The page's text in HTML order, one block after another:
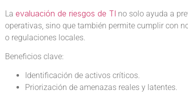
La evaluación de riesgos de TI no solo ayuda a
operativas, sino que también permite cumplir con
o regulaciones locales.
Beneficios clave:
Identificación de activos críticos.
Priorización de amenazas reales y latentes.